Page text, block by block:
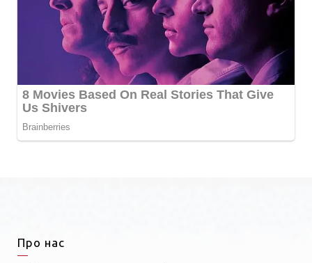
Про нас